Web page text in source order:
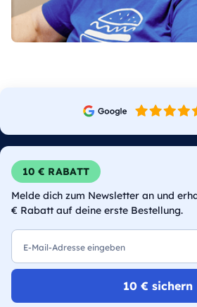
10 € RABATT
Melde dich zum Newsletter an und
€ Rabatt auf deine erste Bestellung.
10 € sichern